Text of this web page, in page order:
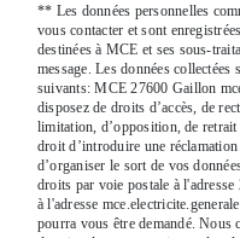
** Les données personnelles
vous contacter et sont
destinées à MCE et ses sous-
message. Les données
suivants: MCE 27600 Gaillon
disposez de droits d’accès, de
limitation, d’opposition, de
droit d’introduire une
d’organiser le sort de vos
droits par voie postale à
à l'adresse
pourra vous être demandé. Nous